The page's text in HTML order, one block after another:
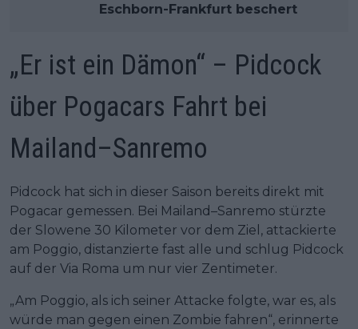
Eschborn-Frankfurt beschert
„Er ist ein Dämon“ – Pidcock
über Pogacars Fahrt bei
Mailand–Sanremo
Pidcock hat sich in dieser Saison bereits direkt mit
Pogacar gemessen. Bei Mailand–Sanremo stürzte
der Slowene 30 Kilometer vor dem Ziel, attackierte
am Poggio, distanzierte fast alle und schlug Pidcock
auf der Via Roma um nur vier Zentimeter.
„Am Poggio, als ich seiner Attacke folgte, war es, als
würde man gegen einen Zombie fahren“, erinnerte